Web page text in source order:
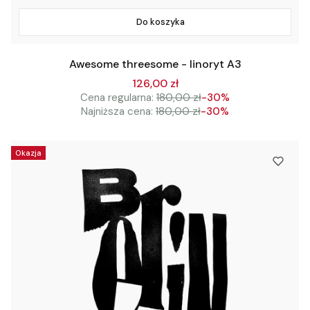
Do koszyka
Awesome threesome - linoryt A3
126,00 zł
Cena regularna: 180,00 zł-30%
Najniższa cena: 180,00 zł-30%
Okazja